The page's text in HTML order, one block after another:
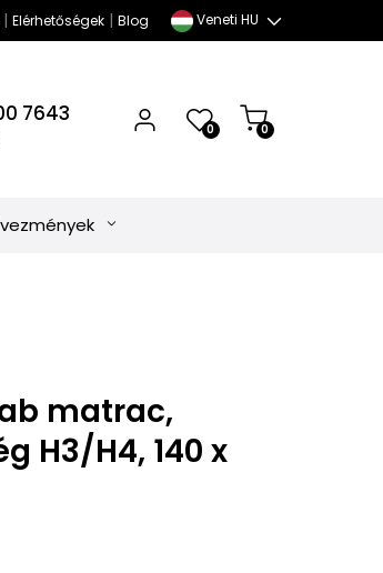
| Elérhetőségek| Blog Veneti HU
7643
0 0
matrac,
H3/H4, 140 x